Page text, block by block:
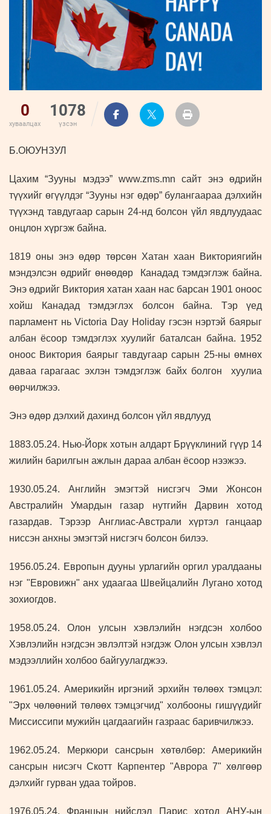
Бүртгүүлэх
Нэвтрэх
Бизнес
хөгжил
Leaderships
forum
ФОТО
УРЛАГ
ҮНДЭСНИЙ
ТӨВ
ВИДЕО
ZUUNII
MEDEE
0
хуваалцах
1078
үзсэн
Б.ОЮУНЗУЛ
Цахим “Зууны мэдээ” www.zms.mn сайт энэ өдрийн
түүхийг өгүүлдэг “Зууны нэг өдөр” булангаараа дэлхийн
түүхэнд тавдугаар сарын 24-нд болсон үйл явдлуудаас
онцлон хүргэж байна.
1819 оны энэ өдөр төрсөн Хатан хаан Викториягийн
мэндэлсэн өдрийг өнөөдөр Канадад тэмдэглэж байна.
Энэ өдрийг Виктория хатан хаан нас барсан 1901 оноос
хойш Канадад тэмдэглэх болсон байна. Тэр үед
парламент нь Victoria Day Holiday гэсэн нэртэй баярыг
албан ёсоор тэмдэглэх хуулийг баталсан байна. 1952
оноос Виктория баярыг тавдугаар сарын 25-ны өмнөх
даваа гарагаас эхлэн тэмдэглэж байх болгон хуулиа
өөрчилжээ.
Энэ өдөр дэлхий дахинд болсон үйл явдлууд
1883.05.24. Нью-Йорк хотын алдарт Брүүклиний гүүр 14
жилийн барилгын ажлын дараа албан ёсоор нээжээ.
1930.05.24. Английн эмэгтэй нисгэгч Эми Жонсон
Австралийн Умардын газар нутгийн Дарвин хотод
газардав. Тэрээр Англиас-Австрали хүртэл ганцаар
ниссэн анхны эмэгтэй нисгэгч болсон билээ.
1956.05.24. Европын дууны урлагийн оргил уралдааны
нэг "Евровижн" анх удаагаа Швейцалийн Лугано хотод
зохиогдов.
1958.05.24. Олон улсын хэвлэлийн нэгдсэн холбоо
Хэвлэлийн нэгдсэн эвлэлтэй нэгдэж Олон улсын хэвлэл
мэдээллийн холбоо байгуулагджээ.
1961.05.24. Америкийн иргэний эрхийн төлөөх тэмцэл:
"Эрх чөлөөний төлөөх тэмцэгчид" холбооны гишүүдийг
Миссиссипи мужийн цагдаагийн газраас баривчилжээ.
1962.05.24. Меркюри сансрын хөтөлбөр: Америкийн
сансрын нисэгч Скотт Карпентер "Аврора 7" хөлгөөр
дэлхийг гурван удаа тойров.
1976.05.24. Францын нийслэл Парис хотод АНУ-ын